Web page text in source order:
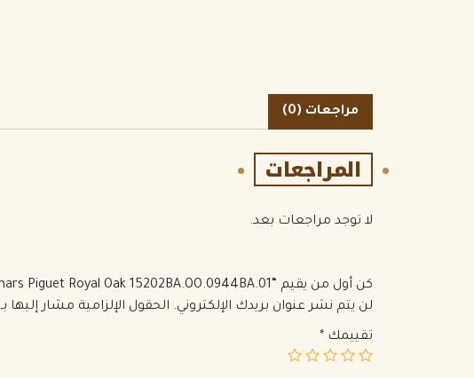
مراجعات (0)
المراجعات
لا توجد مراجعات بعد.
كن أول من يقيم “Audemars Piguet Royal Oak 15202BA.OO.0944BA.01”
لن يتم نشر عنوان بريدك الإلكتروني. الحقول الإلزامية مشار إليها بـ
تقييمك *